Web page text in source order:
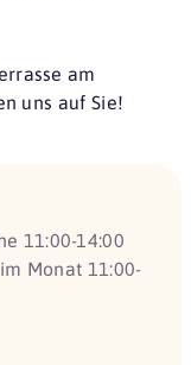
am
uns auf Sie!
11:00-14:00
Monat 11:00-